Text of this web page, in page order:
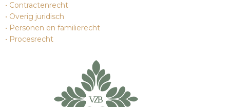
Contractenrecht
Overig juridisch
Personen en familierecht
Procesrecht